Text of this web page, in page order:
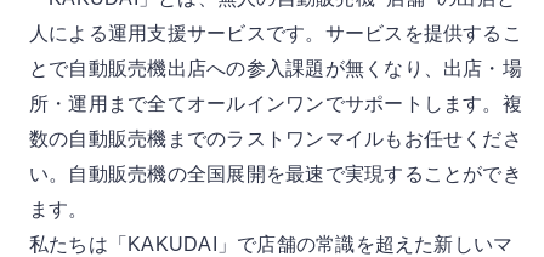
人による運用支援サービスです。サービスを提供するこ
とで自動販売機出店への参入課題が無くなり、出店・場
所・運用まで全てオールインワンでサポートします。複
数の自動販売機までのラストワンマイルもお任せくださ
い。自動販売機の全国展開を最速で実現することができ
ます。
私たちは「KAKUDAI」で店舗の常識を超えた新しいマ